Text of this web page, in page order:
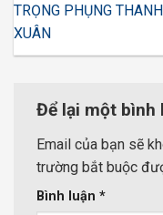
TRỌNG PHỤNG THANH
XUÂN
Để lại một bình
Email của bạn sẽ
trường bắt buộc
Bình luận *